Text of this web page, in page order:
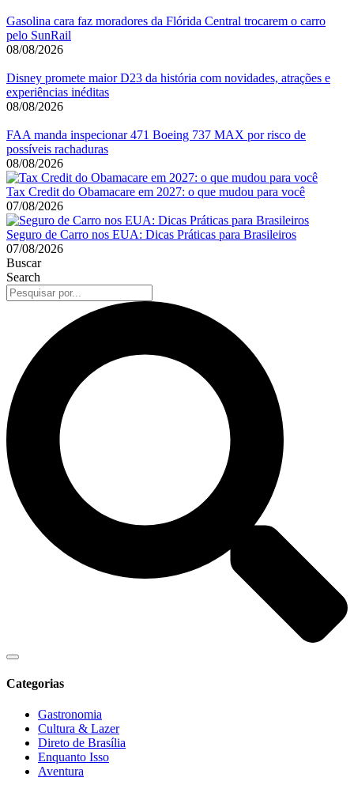
Gasolina cara faz moradores da Flórida Central trocarem o carro
pelo SunRail
08/08/2026
Disney promete maior D23 da história com novidades, atrações e
experiências inéditas
08/08/2026
FAA manda inspecionar 471 Boeing 737 MAX por risco de
possíveis rachaduras
08/08/2026
Tax Credit do Obamacare em 2027: o que mudou para você
07/08/2026
Seguro de Carro nos EUA: Dicas Práticas para Brasileiros
07/08/2026
Buscar
Search
Categorias
Gastronomia
Cultura & Lazer
Direto de Brasília
Enquanto Isso
Aventura